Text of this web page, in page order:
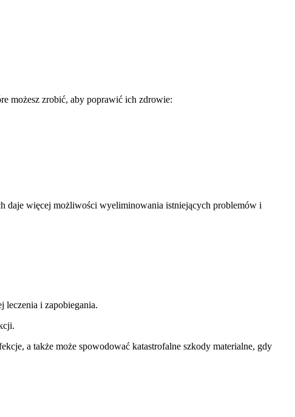
możesz zrobić, aby poprawić ich zdrowie:
daje więcej możliwości wyeliminowania istniejących problemów i
leczenia i zapobiegania.
a także może spowodować katastrofalne szkody materialne, gdy